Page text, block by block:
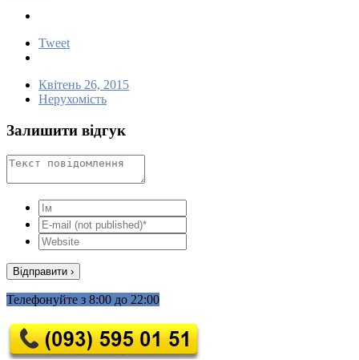
Tweet
Квітень 26, 2015
Нерухомість
Залишити відгук
Телефонуйте з 8:00 до 22:00